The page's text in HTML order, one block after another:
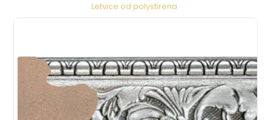
Letvice od polystirena